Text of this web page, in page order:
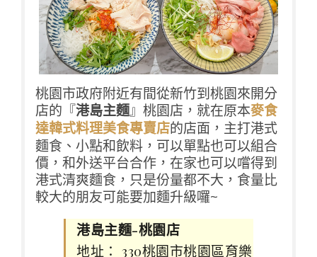
桃園市政府附近有間從新竹到桃園來開分
店的『港島主麵』桃園店，就在原本麥食
達韓式料理美食專賣店的店面，主打港式
麵食、小點和飲料，可以單點也可以組合
價，和外送平台合作，在家也可以嚐得到
港式清爽麵食，只是份量都不大，食量比
較大的朋友可能要加麵升級囉~
港島主麵-桃園店
地址： 330桃園市桃園區育樂